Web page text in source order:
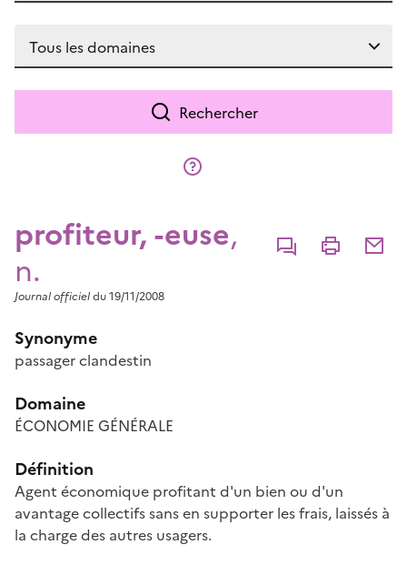
Rechercher
profiteur, -euse,
n.
CommenterImprimer
Journal officieldu 19/11/2008
Synonyme
passager clandestin
Domaine
ÉCONOMIE GÉNÉRALE
Définition
Agent économique profitant d'un bien ou d'un
avantage collectifs sans en supporter les frais, laissés à
la charge des autres usagers.